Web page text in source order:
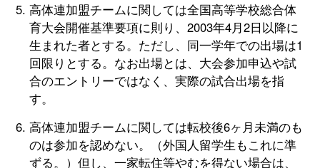
高体連加盟チームに関しては全国高等学校総合体
育大会開催基準要項に則り、2003年4月2日以降に
生まれた者とする。ただし、同一学年での出場は1
回限りとする。なお出場とは、大会参加申込や試
合のエントリーではなく、実際の試合出場を指
す。
高体連加盟チームに関しては転校後6ヶ月未満のも
のは参加を認めない。（外国人留学生もこれに準
ずる。）但し、一家転住等やむを得ない場合は、